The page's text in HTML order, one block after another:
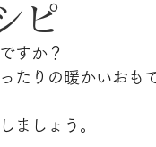
ピ
すか？
たりの暖かいおも
ましょう。